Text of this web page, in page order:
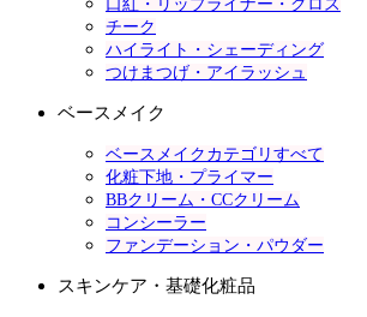
口紅・リップライナー・グロス
チーク
ハイライト・シェーディング
つけまつげ・アイラッシュ
ベースメイク
ベースメイクカテゴリすべて
化粧下地・プライマー
BBクリーム・CCクリーム
コンシーラー
ファンデーション・パウダー
スキンケア・基礎化粧品